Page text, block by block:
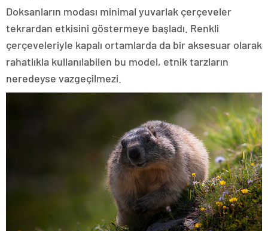
Doksanların modası minimal yuvarlak çerçeveler
tekrardan etkisini göstermeye başladı. Renkli
çerçeveleriyle kapalı ortamlarda da bir aksesuar olarak
rahatlıkla kullanılabilen bu model, etnik tarzların
neredeyse vazgeçilmezi.